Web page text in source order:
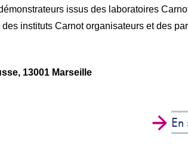
issus des laboratoires
instituts Carnot organisateurs et des
13001 Marseille